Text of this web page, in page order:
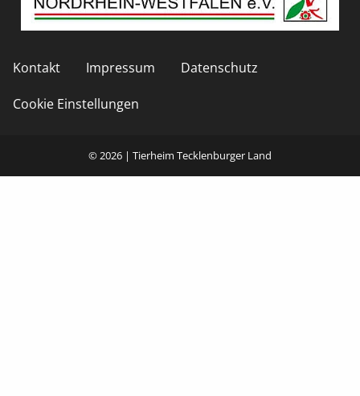
Kontakt Impressum Datenschutz
Cookie Einstellungen
© 2026 | Tierheim Tecklenburger Land